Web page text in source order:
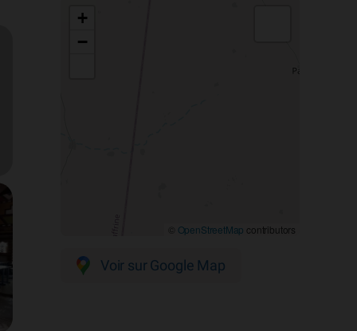
+
−
OpenStreetMap contributors
Voir sur Google Map